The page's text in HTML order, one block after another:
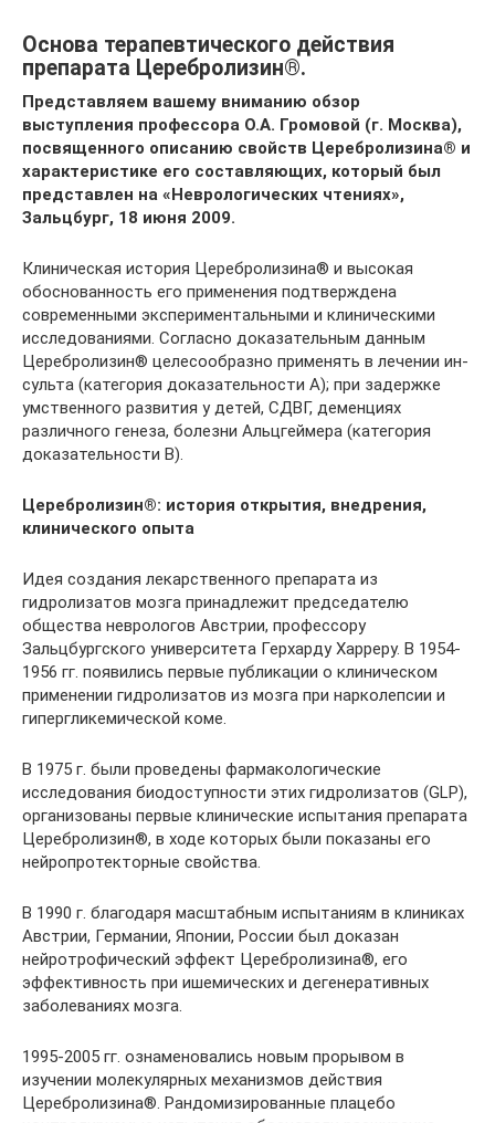
Основа терапевтического действия
препарата Церебролизин®.
Представляем вашему вниманию обзор
выступления профессора О.А. Громовой (г. Москва),
посвященного описанию свойств Церебролизина® и
характеристике его составляющих, который был
представлен на «Неврологических чтениях»,
Зальцбург, 18 июня 2009.
Клиническая история Церебролизина® и высокая
обоснованность его примене­ния подтверждена
современными экспе­риментальными и клиническими
иссле­дованиями. Согласно доказательным дан­ным
Церебролизин® целесообразно при­менять в лечении ин­
сульта (категория доказательности А); при задержке
умственного развития у детей, СДВГ, деменциях
различного генеза, бо­лезни Альцгеймера (категория
доказа­тельности В).
Церебролизин®: история открытия, внедрения,
клинического опыта
Идея создания лекарственного препара­та из
гидролизатов мозга принадлежит председателю
общества неврологов Авст­рии, профессору
Зальцбургского универси­тета Герхарду Харреру. В 1954-
1956 гг. по­явились первые публикации о клиничес­ком
применении гидролизатов из мозга при нарколепсии и
гипергликемической коме.
В 1975 г. были проведены фармакологи­ческие
исследования биодоступности этих гидролизатов (GLP),
организованы первые клинические испытания препарата
Церебролизин®, в ходе которых были по­казаны его
нейропротекторные свойства.
В 1990 г. благодаря масштабным испы­таниям в клиниках
Австрии, Германии, Японии, России был доказан
нейротрофический эффект Церебролизина®, его
эффективность при ишемических и деге­неративных
заболеваниях мозга.
1995-2005 гг. ознаменовались новым прорывом в
изучении молекулярных ме­ханизмов действия
Церебролизина®. Ран­домизированные плацебо